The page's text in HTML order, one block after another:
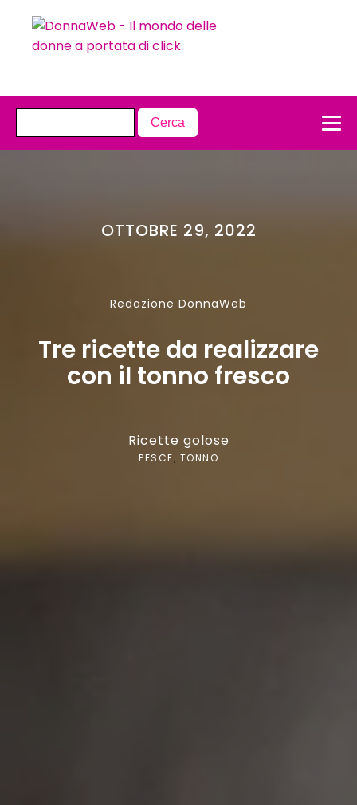
OTTOBRE 29, 2022
Redazione DonnaWeb
Tre ricette da realizzare
con il tonno fresco
Ricette golose
PESCE, TONNO